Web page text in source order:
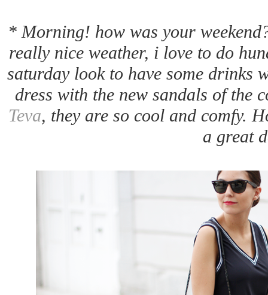
* Morning! how was your
really nice weather, i love to do
saturday look to have some drinks
dress with the new sandals of the
Teva, they are so cool and comfy.
a great